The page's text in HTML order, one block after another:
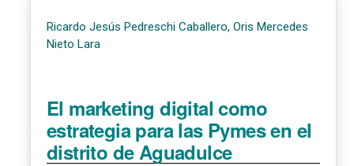
Ricardo Jesús Pedreschi Caballero, Oris Mercedes
Nieto Lara
El marketing digital como
estrategia para las Pymes en el
distrito de Aguadulce